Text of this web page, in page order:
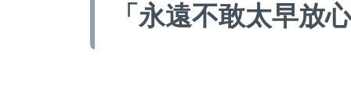
「永遠不敢太早放